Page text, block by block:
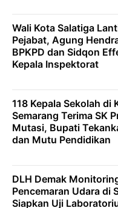
Wali Kota Salatiga
Pejabat, Agung
BPKPD dan Sidqon
Kepala Inspektorat
118 Kepala Sekolah di
Semarang Terima SK
Mutasi, Bupati
dan Mutu Pendidikan
DLH Demak
Pencemaran Udara di
Siapkan Uji